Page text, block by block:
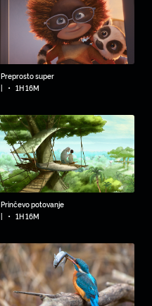
Preprosto super
• 1H 16M
Prinčevo potovanje
|
• 1H 16M